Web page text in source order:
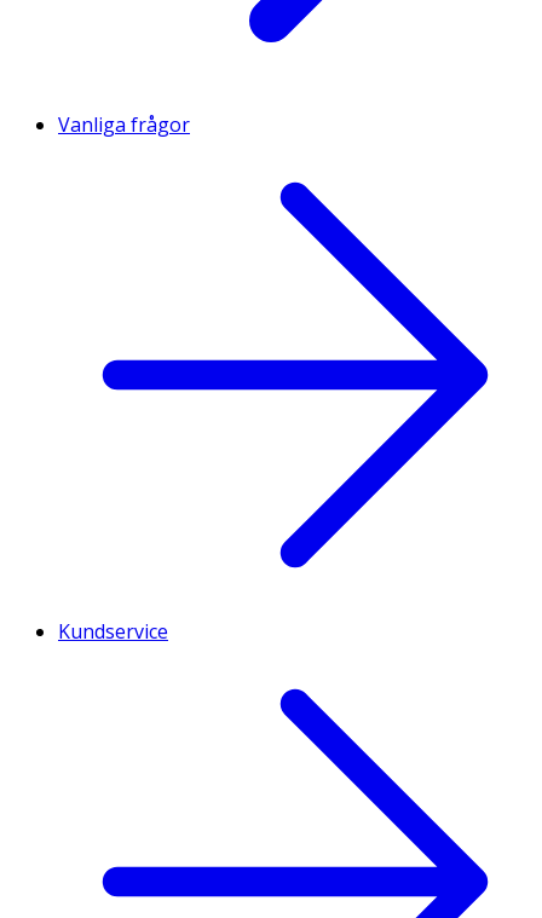
Vanliga frågor
Kundservice